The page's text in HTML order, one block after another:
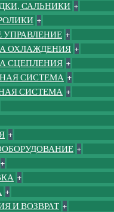
САЛЬНИКИ +
+
УПРАВЛЕНИЕ +
ОХЛАЖДЕНИЯ +
СЦЕПЛЕНИЯ +
СИСТЕМА +
СИСТЕМА +
+
+
+
+
+
И ВОЗВРАТ +